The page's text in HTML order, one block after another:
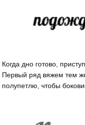
Когда дно готово,
Первый ряд вяжем тем
полупетлю, чтобы